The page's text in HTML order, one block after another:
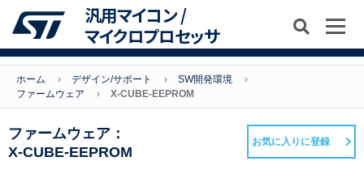
汎用マイコン /
マイクロプロセッサ
ホーム デザイン/サポート
SW開発環境
ファームウェア
X-CUBE-EEPROM
ファームウェア：
X-CUBE-EEPROM
お気に入りに登録